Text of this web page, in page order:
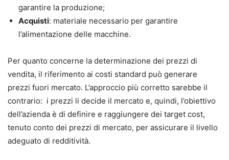
garantire la produzione;
Acquisti: materiale necessario per garantire
l’alimentazione delle macchine.
Per quanto concerne la determinazione dei prezzi di
vendita, il riferimento ai costi standard può generare
prezzi fuori mercato. L’approccio più corretto sarebbe il
contrario: i prezzi li decide il mercato e, quindi, l’obiettivo
dell’azienda è di definire e raggiungere dei target cost,
tenuto conto dei prezzi di mercato, per assicurare il livello
adeguato di redditività.